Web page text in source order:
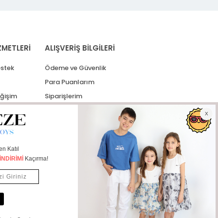
ALIŞVERİŞ BİLGİLERİ
Ödeme ve Güvenlik
Para Puanlarım
Siparişlerim